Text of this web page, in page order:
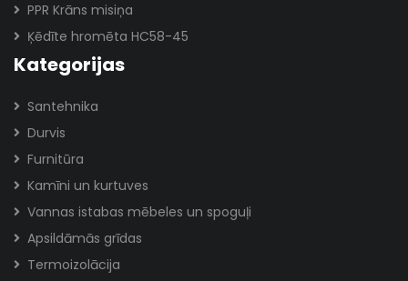
PPR Krāns misiņa
Ķēdīte hromēta HC58-45
Kategorijas
Santehnika
Durvis
Furnitūra
Kamīni un kurtuves
Vannas istabas mēbeles un spoguļi
Apsildāmās grīdas
Termoizolācija